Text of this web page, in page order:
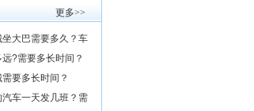
更多>>
大巴需要多久？车
?需要多长时间？
要多长时间？
车一天发几班？需